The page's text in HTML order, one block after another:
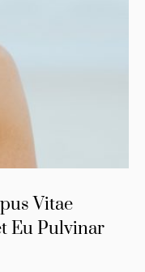
Vitae
Eu Pulvinar